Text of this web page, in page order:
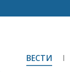
ВЕСТИ